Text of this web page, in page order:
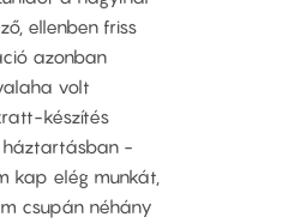
ellenben friss
azonban
volt
készítés
háztartásban -
kap elég munkát,
csupán néhány